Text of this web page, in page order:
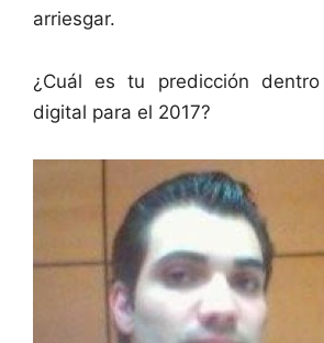
arriesgar.
¿Cuál es tu predicción
digital para el 2017?